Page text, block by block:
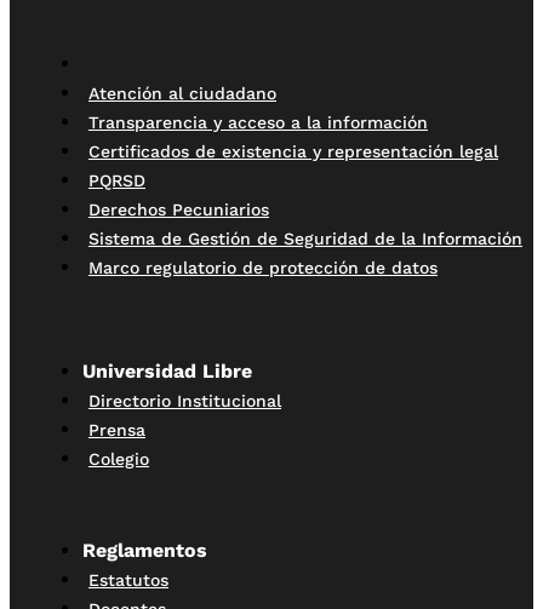
Atención al ciudadano
Transparencia y acceso a la información
Certificados de existencia y representación legal
PQRSD
Derechos Pecuniarios
Sistema de Gestión de Seguridad de la Información
Marco regulatorio de protección de datos
Universidad Libre
Directorio Institucional
Prensa
Colegio
Reglamentos
Estatutos